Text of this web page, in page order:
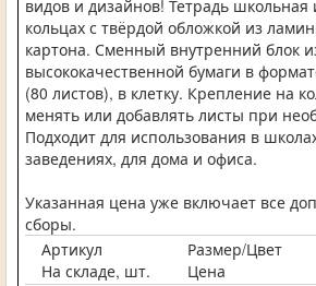
видов и дизайнов! Тетрадь школьная
кольцах с твёрдой обложкой из
картона. Сменный внутренний блок
высококачественной бумаги в
(80 листов), в клетку. Крепление на
менять или добавлять листы при
Подходит для использования в
заведениях, для дома и офиса.
Указанная цена уже включает все
сборы.
Артикул
Размер/Цвет
На складе, шт.
Цена